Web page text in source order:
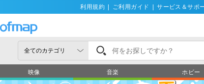
利用規約 ご利用ガイド サービス＆サポ
映像 音楽 ホビー